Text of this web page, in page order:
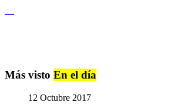
Más visto En el día
12 Octubre 2017